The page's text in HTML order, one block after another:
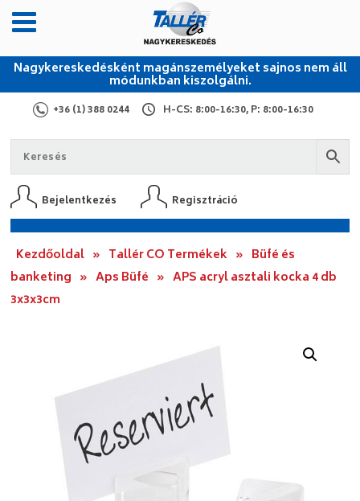
Nagykereskedésként magánszemélyeket sajnos nem áll
módunkban kiszolgálni.
+36 (1) 388 0244 H-CS: 8:00-16:30, P: 8:00-16:30
Bejelentkezés Regisztráció
Kezdőoldal » Tallér CO Termékek » Büfé és
banketing » Aps Büfé » APS acryl asztali kocka 4 db
3x3x3cm